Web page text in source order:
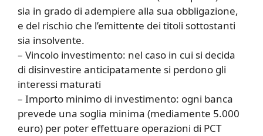
sia in grado di adempiere alla sua obbligazione,
e del rischio che l’emittente dei titoli sottostanti
sia insolvente.
– Vincolo investimento: nel caso in cui si decida
di disinvestire anticipatamente si perdono gli
interessi maturati
– Importo minimo di investimento: ogni banca
prevede una soglia minima (mediamente 5.000
euro) per poter effettuare operazioni di PCT